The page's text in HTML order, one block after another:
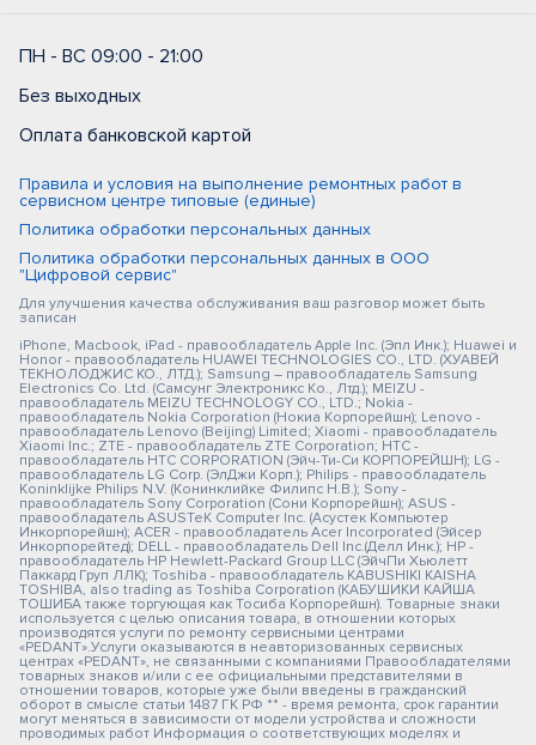
ПН - ВС 09:00 - 21:00
Без выходных
Оплата банковской картой
Правила и условия на выполнение ремонтных работ в
сервисном центре типовые (единые)
Политика обработки персональных данных
Политика обработки персональных данных в ООО
"Цифровой сервис"
Для улучшения качества обслуживания ваш разговор может быть
записан
iPhone, Macbook, iPad - правообладатель Apple Inc. (Эпл Инк.); Huawei и
Honor - правообладатель HUAWEI TECHNOLOGIES CO., LTD. (ХУАВЕЙ
ТЕКНОЛОДЖИС КО., ЛТД.); Samsung – правообладатель Samsung
Electronics Co. Ltd. (Самсунг Электроникс Ко., Лтд.); MEIZU -
правообладатель MEIZU TECHNOLOGY CO., LTD.; Nokia -
правообладатель Nokia Corporation (Нокиа Корпорейшн); Lenovo -
правообладатель Lenovo (Beijing) Limited; Xiaomi - правообладатель
Xiaomi Inc.; ZTE - правообладатель ZTE Corporation; HTC -
правообладатель HTC CORPORATION (Эйч-Ти-Си КОРПОРЕЙШН); LG -
правообладатель LG Corp. (ЭлДжи Корп.); Philips - правообладатель
Koninklijke Philips N.V. (Конинклийке Филипс Н.В.); Sony -
правообладатель Sony Corporation (Сони Корпорейшн); ASUS -
правообладатель ASUSTeK Computer Inc. (Асустек Компьютер
Инкорпорейшн); ACER - правообладатель Acer Incorporated (Эйсер
Инкорпорейтед); DELL - правообладатель Dell Inc.(Делл Инк.); HP -
правообладатель HP Hewlett-Packard Group LLC (ЭйчПи Хьюлетт
Паккард Груп ЛЛК); Toshiba - правообладатель KABUSHIKI KAISHA
TOSHIBA, also trading as Toshiba Corporation (КАБУШИКИ КАЙША
ТОШИБА также торгующая как Тосиба Корпорейшн). Товарные знаки
используется с целью описания товара, в отношении которых
производятся услуги по ремонту сервисными центрами
«PEDANT».Услуги оказываются в неавторизованных сервисных
центрах «PEDANT», не связанными с компаниями Правообладателями
товарных знаков и/или с ее официальными представителями в
отношении товаров, которые уже были введены в гражданский
оборот в смысле статьи 1487 ГК РФ ** - время ремонта, срок гарантии
могут меняться в зависимости от модели устройства и сложности
проводимых работ Информация о соответствующих моделях и